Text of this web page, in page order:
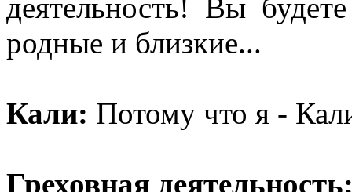
деятельность! Вы
родные и близкие...
Кали: Потому что я -
Греховная